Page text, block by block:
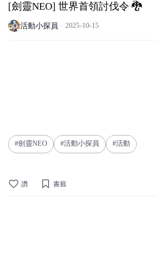
[劍靈NEO] 世界首領討伐令 🐉
活動小探員 2025-10-15
劍靈NEO 活動小探員 活動
讚 書籤